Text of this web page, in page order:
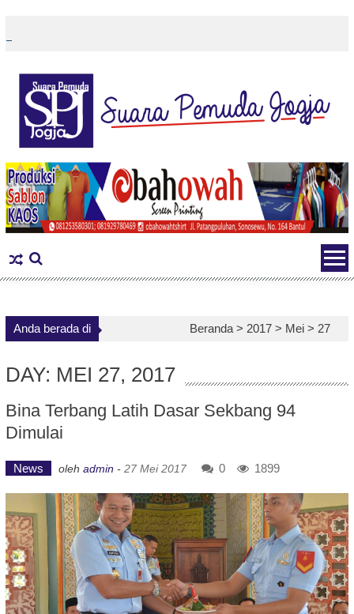
content
Anda berada di Beranda > 2017 > Mei > 27
DAY: MEI 27, 2017
Bina Terbang Latih Dasar Sekbang 94
Dimulai
News oleh admin - 27 Mei 2017 0 1899